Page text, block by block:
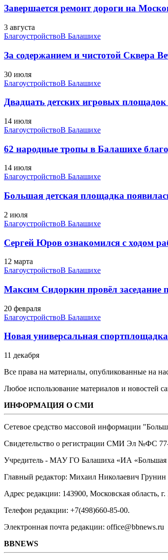
Завершается ремонт дороги на
3 августа
БлагоустройствоВ Балашихе
За содержанием и чистотой Сквера
30 июля
БлагоустройствоВ Балашихе
Двадцать детских игровых
14 июля
БлагоустройствоВ Балашихе
62 народные тропы в Балашихе
14 июля
БлагоустройствоВ Балашихе
Большая детская площадка
2 июля
БлагоустройствоВ Балашихе
Сергей Юров ознакомился с ходом
12 марта
БлагоустройствоВ Балашихе
Максим Сидоркин провёл заседание
20 февраля
БлагоустройствоВ Балашихе
Новая универсальная
11 декабря
Все права на материалы, опубликованные на
Любое использование материалов и новостей
ИНФОРМАЦИЯ О СМИ
Сетевое средство массовой информации
Свидетельство о регистрации СМИ Эл №ФС ‎77-
Учредитель - МАУ ГО Балашиха «ИА «Большая
Главный редактор: Михаил Николаевич Грунин
Адрес редакции: 143900, Московская область,
Телефон редакции: +7(498)660-85-00.
Электронная почта редакции: office@bbnews.ru
BBNEWS